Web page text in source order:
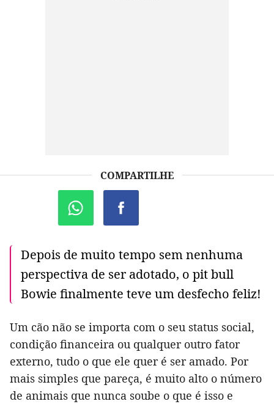
COMPARTILHE
Depois de muito tempo sem nenhuma
perspectiva de ser adotado, o pit bull
Bowie finalmente teve um desfecho feliz!
Um cão não se importa com o seu status social,
condição financeira ou qualquer outro fator
externo, tudo o que ele quer é ser amado. Por
mais simples que pareça, é muito alto o número
de animais que nunca soube o que é isso e